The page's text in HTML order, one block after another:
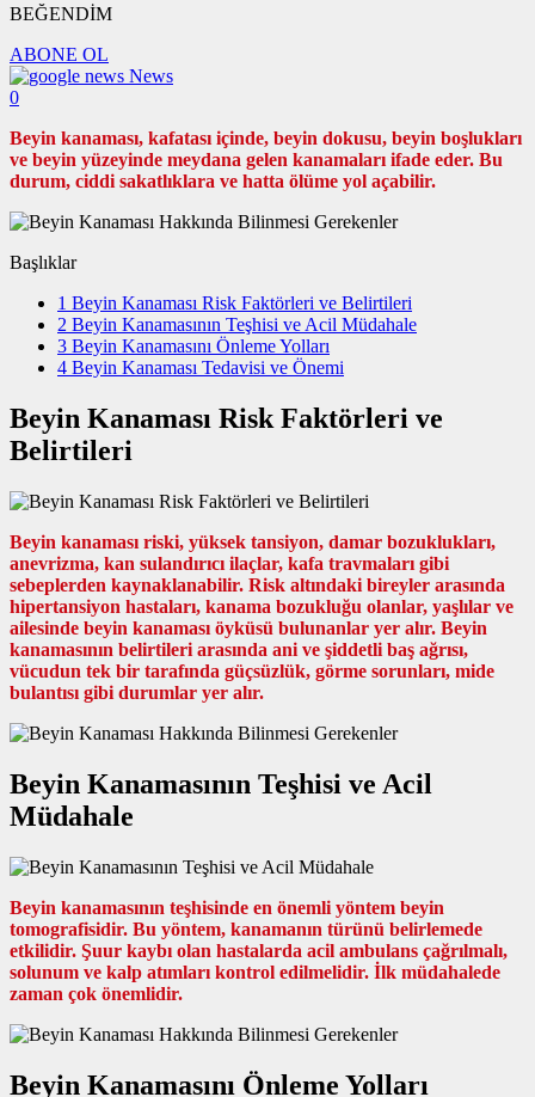
BEĞENDİM
ABONE OL
News
0
Beyin kanaması, kafatası içinde, beyin dokusu, beyin boşlukları
ve beyin yüzeyinde meydana gelen kanamaları ifade eder. Bu
durum, ciddi sakatlıklara ve hatta ölüme yol açabilir.
Başlıklar
1 Beyin Kanaması Risk Faktörleri ve Belirtileri
2 Beyin Kanamasının Teşhisi ve Acil Müdahale
3 Beyin Kanamasını Önleme Yolları
4 Beyin Kanaması Tedavisi ve Önemi
Beyin Kanaması Risk Faktörleri ve
Belirtileri
Beyin kanaması riski, yüksek tansiyon, damar bozuklukları,
anevrizma, kan sulandırıcı ilaçlar, kafa travmaları gibi
sebeplerden kaynaklanabilir. Risk altındaki bireyler arasında
hipertansiyon hastaları, kanama bozukluğu olanlar, yaşlılar ve
ailesinde beyin kanaması öyküsü bulunanlar yer alır. Beyin
kanamasının belirtileri arasında ani ve şiddetli baş ağrısı,
vücudun tek bir tarafında güçsüzlük, görme sorunları, mide
bulantısı gibi durumlar yer alır.
Beyin Kanamasının Teşhisi ve Acil
Müdahale
Beyin kanamasının teşhisinde en önemli yöntem beyin
tomografisidir. Bu yöntem, kanamanın türünü belirlemede
etkilidir. Şuur kaybı olan hastalarda acil ambulans çağrılmalı,
solunum ve kalp atımları kontrol edilmelidir. İlk müdahalede
zaman çok önemlidir.
Beyin Kanamasını Önleme Yolları